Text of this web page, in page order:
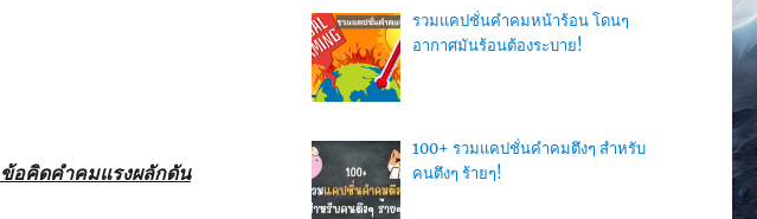
ข้อคิดคำคมแรงผลักดัน
รวมแคปชั่นคำคมหน้าร้อน โดนๆ
อากาศมันร้อนต้องระบาย!
100+ รวมแคปชั่นคำคมตึงๆ สำหรับ
คนตึงๆ ร้ายๆ!